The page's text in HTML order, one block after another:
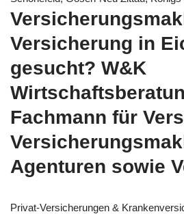
Versicherung in
gesucht? W&K
Fachmann für
Agenturen sowie
Privat-Versicherungen &